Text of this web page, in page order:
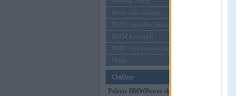
Sērijveida tūnings
BMW pasaules jaunumi
BMW koncepti
BMW konkurentu jaunumi
Moto
Online
Pašreiz BMWPower skatās 93 viesi